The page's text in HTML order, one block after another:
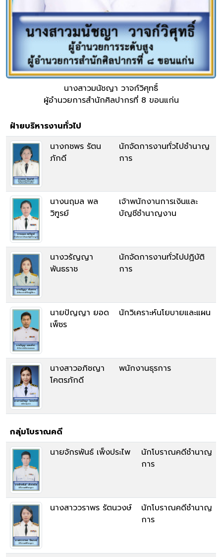
นางสาวมนัชญา วาจก์วิศุทธิ์
ผู้อำนวยการสำนักศิลปากรที่ 8 ขอนแก่น
ฝ่ายบริหารงานทั่วไป
นางกชพร รัตน
ภักดี
นักจัดการงานทั่วไปชำนาญ
การ
นางนฤมล พล
วิฑูรย์
เจ้าพนักงานการเงินและ
บัญชีชำนาญงาน
นางวรัญญา
พันธราช
นักจัดการงานทั่วไปปฏิบัติ
การ
นายปัญญา ยอด
เพ็ชร
นักวิเคราะห์นโยบายและแผน
นางสาวอภิชญา
โคตรภักดี
พนักงานธุรการ
กลุ่มโบราณคดี
นายจักรพันธ์ เพ็งประไพ
นักโบราณคดีชำนาญ
การ
นางสาววราพร รัตนวงษ์
นักโบราณคดีชำนาญ
การ